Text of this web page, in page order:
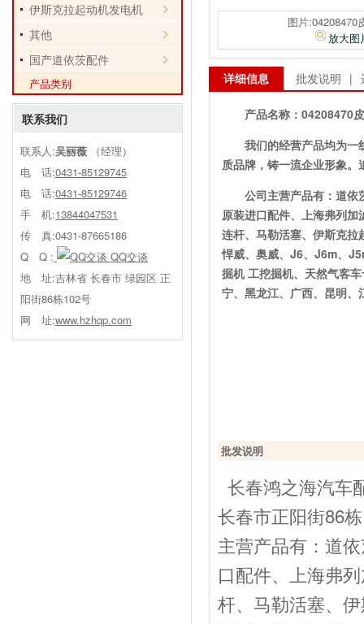
伊斯克拉起动机发电机
其他
国产道依茨配件
产品类别
联系我们
联系人:吴丽薇 （经理）
电 话:0431-85129745
电 话:0431-85129746
手 机:13844047531
传 真:0431-87665186
Q Q :
QQ交谈
地 址:吉林省 长春市 绿园区 正
阳街86栋102号
网 址:www.hzhqp.com
图片:04208470
放大图
详细信息 批发说明 |
产品名称： 04208470
我们的经营产品均为一
质品牌，铸一流企业形象
公司主营产品有：道依
原装进口配件、上海弗列
连杆、马勒活塞、伊斯克
悍威、奥威、J6、J6m、
掘机 工挖掘机、天然气客
宁、黑龙江、广西、昆明、
批发说明
长春鸿之海汽车
长春市正阳街86
主营产品有：道
口配件、上海弗
杆、马勒活塞、